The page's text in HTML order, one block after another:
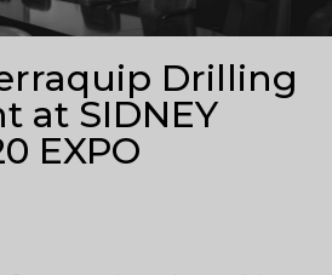
Drilling
at SIDNEY
EXPO